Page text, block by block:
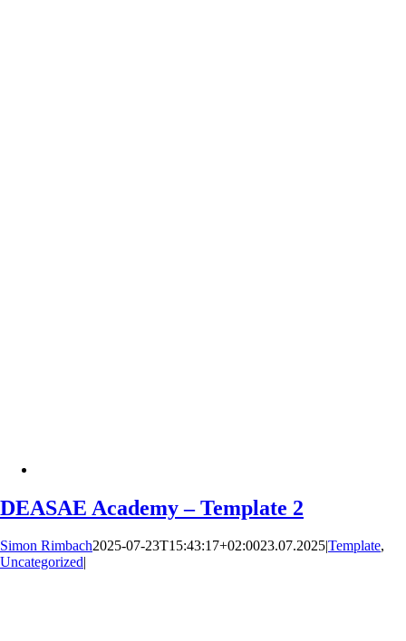
DEASAE Academy – Template 2
Simon Rimbach2025-07-23T15:43:17+02:0023.07.2025|Template,
Uncategorized|